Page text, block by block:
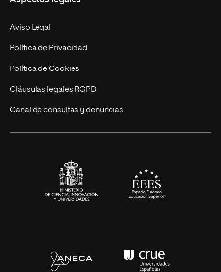
Doctorados
Experto Universitario
Postgrados
Cursos Universitarios
Facultades
Nuestro Equipo
Trabaja en UNIR
Actualidad
UNIR Revista
Eventos
Aviso Legal
Política de Privacidad
Política de Cookies
Cláusulas legales RGPD
Canal de consultas y denuncias